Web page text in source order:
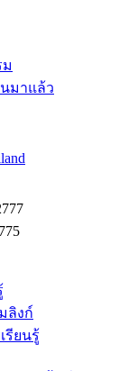
มาแล้ว
ลิงก์
รียนรู้